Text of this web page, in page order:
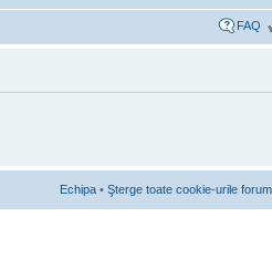
FAQ
Echipa • Şterge toate cookie-urile